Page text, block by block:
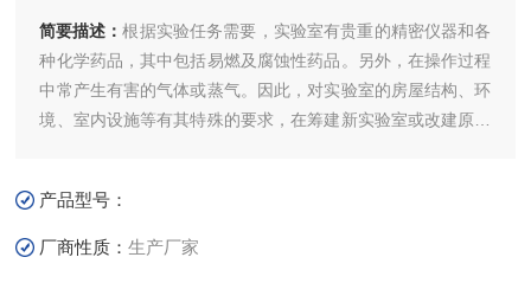
简要描述：根据实验任务需要，实验室有贵重的精密仪器和各
种化学药品，其中包括易燃及腐蚀性药品。另外，在操作过程
中常产生有害的气体或蒸气。因此，对实验室的房屋结构、环
境、室内设施等有其特殊的要求，在筹建新实验室或改建原有
产品型号：
厂商性质：生产厂家